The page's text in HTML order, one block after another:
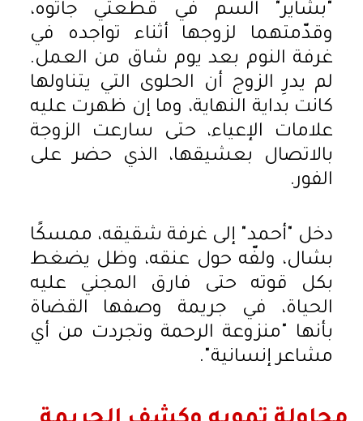
"بشاير" السم في قطعتي جاتوه،
وقدّمتهما لزوجها أثناء تواجده في
غرفة النوم بعد يوم شاق من العمل.
لم يدرِ الزوج أن الحلوى التي يتناولها
كانت بداية النهاية، وما إن ظهرت عليه
علامات الإعياء، حتى سارعت الزوجة
بالاتصال بعشيقها، الذي حضر على
الفور.
دخل "أحمد" إلى غرفة شقيقه، ممسكًا
بشال، ولفّه حول عنقه، وظل يضغط
بكل قوته حتى فارق المجني عليه
الحياة، في جريمة وصفها القضاة
بأنها "منزوعة الرحمة وتجردت من أي
مشاعر إنسانية".